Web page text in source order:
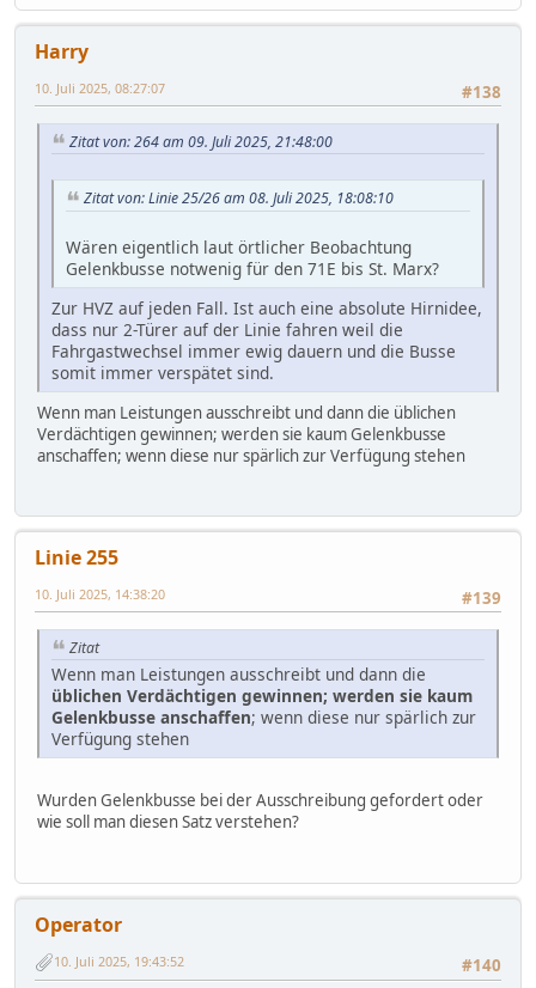
Harry
#138
10. Juli 2025, 08:27:07
Zitat von: 264 am 09. Juli 2025, 21:48:00
Zitat von: Linie 25/26 am 08. Juli 2025, 18:08:10
Wären eigentlich laut örtlicher Beobachtung
Gelenkbusse notwenig für den 71E bis St. Marx?
Zur HVZ auf jeden Fall. Ist auch eine absolute Hirnidee,
dass nur 2-Türer auf der Linie fahren weil die
Fahrgastwechsel immer ewig dauern und die Busse
somit immer verspätet sind.
Wenn man Leistungen ausschreibt und dann die üblichen
Verdächtigen gewinnen; werden sie kaum Gelenkbusse
anschaffen; wenn diese nur spärlich zur Verfügung stehen
Linie 255
#139
10. Juli 2025, 14:38:20
Zitat
Wenn man Leistungen ausschreibt und dann die
üblichen Verdächtigen gewinnen; werden sie kaum
Gelenkbusse anschaffen; wenn diese nur spärlich zur
Verfügung stehen
Wurden Gelenkbusse bei der Ausschreibung gefordert oder
wie soll man diesen Satz verstehen?
Operator
#140
10. Juli 2025, 19:43:52